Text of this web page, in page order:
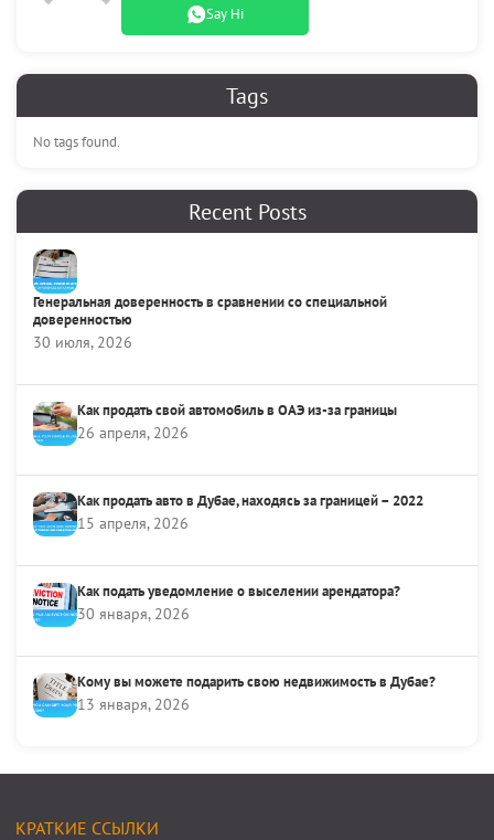
Say Hi
Tags
No tags found.
Recent Posts
Генеральная доверенность в сравнении со специальной
доверенностью
30 июля, 2026
Как продать свой автомобиль в ОАЭ из-за границы
26 апреля, 2026
Как продать авто в Дубае, находясь за границей – 2022
15 апреля, 2026
Как подать уведомление о выселении арендатора?
30 января, 2026
Кому вы можете подарить свою недвижимость в Дубае?
13 января, 2026
КРАТКИЕ ССЫЛКИ